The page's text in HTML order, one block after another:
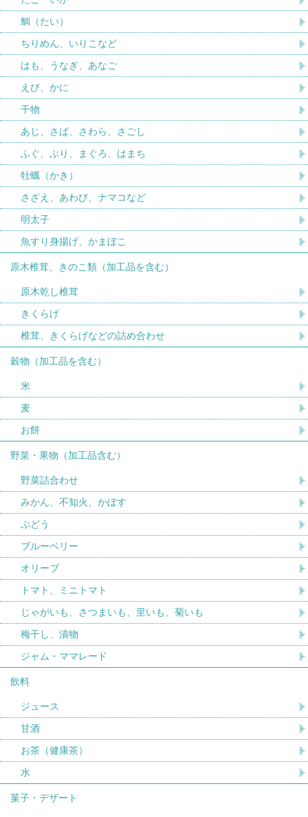
鯛（たい）
ちりめん、いりこなど
はも、うなぎ、あなご
えび、かに
干物
あじ、さば、さわら、さごし
ふぐ、ぶり、まぐろ、はまち
牡蠣（かき）
さざえ、あわび、ナマコなど
明太子
魚すり身揚げ、かまぼこ
原木椎茸、きのこ類（加工品を含む）
原木乾し椎茸
きくらげ
椎茸、きくらげなどの詰め合わせ
穀物（加工品を含む）
米
麦
お餅
野菜・果物（加工品含む）
野菜詰合わせ
みかん、不知火、かぼす
ぶどう
ブルーベリー
オリーブ
トマト、ミニトマト
じゃがいも、さつまいも、里いも、菊いも
梅干し、漬物
ジャム・ママレード
飲料
ジュース
甘酒
お茶（健康茶）
水
菓子・デザート